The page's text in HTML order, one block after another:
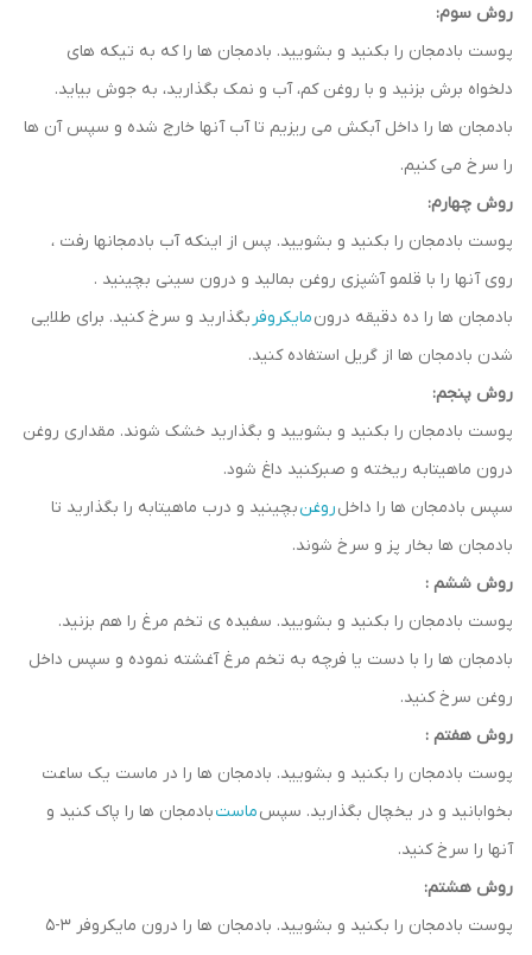
روش سوم:
پوست بادمجان را بکنید و بشویید. بادمجان ها را که به تیکه های
دلخواه برش بزنید و با روغن کم، آب و نمک بگذارید، به جوش بیاید.
بادمجان ها را داخل آبکش می ریزیم تا آب آنها خارج شده و سپس آن ها
را سرخ می کنیم.
روش چهارم:
پوست بادمجان را بکنید و بشویید. پس از اینکه آب بادمجانها رفت ،
روی آنها را با قلمو آشپزی روغن بمالید و درون سینی بچینید .
بادمجان ها را ده دقیقه درونمایکروفر بگذارید و سرخ کنید. برای طلایی
شدن بادمجان ها از گریل استفاده کنید.
روش پنجم:
پوست بادمجان را بکنید و بشویید و بگذارید خشک شوند. مقداری روغن
درون ماهیتابه ریخته و صبرکنید داغ شود.
سپس بادمجان ها را داخلروغنبچینید و درب ماهیتابه را بگذارید تا
بادمجان ها بخار پز و سرخ شوند.
روش ششم :
پوست بادمجان را بکنید و بشویید. سفیده ی تخم مرغ را هم بزنید.
بادمجان ها را با دست یا فرچه به تخم مرغ آغشته نموده و سپس داخل
روغن سرخ کنید.
روش هفتم :
پوست بادمجان را بکنید و بشویید. بادمجان ها را در ماست یک ساعت
بخوابانید و در یخچال بگذارید. سپسماستبادمجان ها را پاک کنید و
آنها را سرخ کنید.
روش هشتم:
پوست بادمجان را بکنید و بشویید. بادمجان ها را درون مایکروفر 3-5